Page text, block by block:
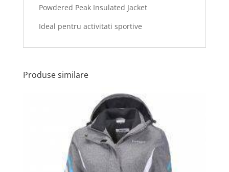
Powdered Peak Insulated Jacket
Ideal pentru activitati sportive
Produse similare